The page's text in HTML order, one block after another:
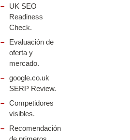
UK SEO
Readiness
Check.
Evaluación de
oferta y
mercado.
google.co.uk
SERP Review.
Competidores
visibles.
Recomendación